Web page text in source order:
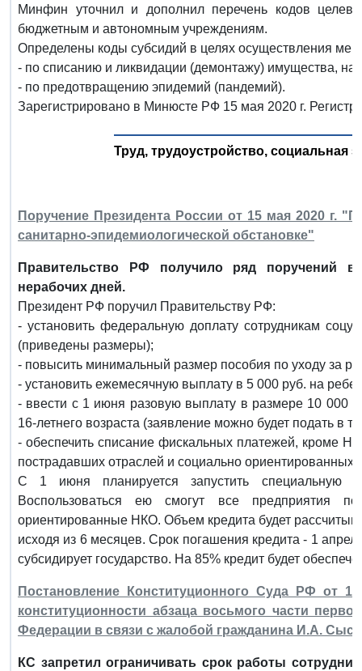
Минфин уточнил и дополнил перечень кодов
бюджетным и автономным учреждениям.
Определены коды субсидий в целях осуществления
- по списанию и ликвидации (демонтажу) имущества,
- по предотвращению эпидемий (пандемий).
Зарегистрировано в Минюсте РФ 15 мая 2020 г.
Труд, трудоустройство, социальная
Поручение Президента России от 15 мая 2020 г.
санитарно-эпидемиологической обстановке"
Правительство РФ получило ряд поручений
нерабочих дней.
Президент РФ поручил Правительству РФ:
- установить федеральную доплату сотрудникам
(приведены размеры);
- повысить минимальный размер пособия по уходу за
- установить ежемесячную выплату в 5 000 руб. на
- ввести с 1 июня разовую выплату в размере 10 000
16-летнего возраста (заявление можно будет подать в
- обеспечить списание фискальных платежей, кроме
пострадавших отраслей и социально ориентированных
С 1 июня планируется запустить специальную
Воспользоваться ею смогут все предприятия
ориентированные НКО. Объем кредита будет
исходя из 6 месяцев. Срок погашения кредита - 1
субсидирует государство. На 85% кредит будет
Постановление Конституционного Суда РФ от
конституционности абзаца восьмого части
Федерации в связи с жалобой гражданина И.А.
КС запретил ограничивать срок работы